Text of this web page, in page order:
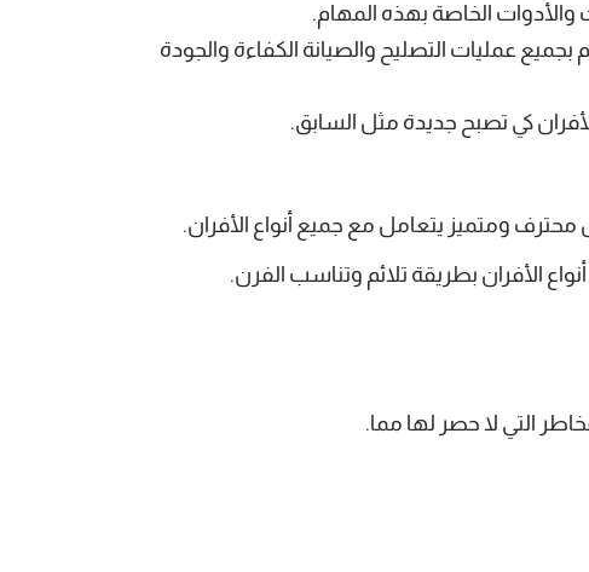
الخاصة بهذه المهام.
عمليات التصليح والصيانة الكفاءة والجودة
كي تصبح جديدة مثل السابق.
ومتميز يتعامل مع جميع أنواع الأفران.
الأفران بطريقة تلائم وتناسب الفرن.
التي لا حصر لها مما.